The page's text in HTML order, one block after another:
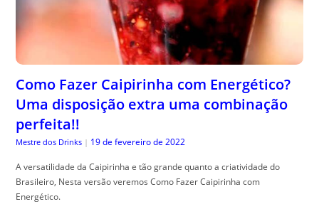
Como Fazer Caipirinha com Energético?
Uma disposição extra uma combinação
perfeita!!
Mestre dos Drinks | 19 de fevereiro de 2022
A versatilidade da Caipirinha e tão grande quanto a criatividade do
Brasileiro, Nesta versão veremos Como Fazer Caipirinha com
Energético.